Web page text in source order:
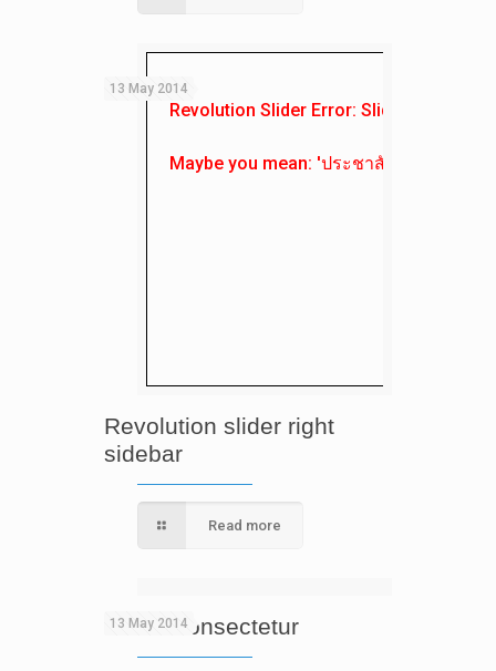
Revolution Slider Error: Slider with alias
Maybe you mean: 'ประชาสัมพันธ์'
13 May 2014
Revolution slider right
sidebar
Read more
13 May 2014
Mattis consectetur